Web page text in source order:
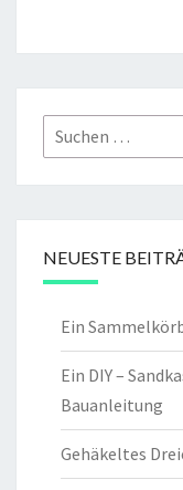
Suchen
nach:
NEUESTE
Ein
Ein DIY –
Bauanleitung
Gehäkeltes